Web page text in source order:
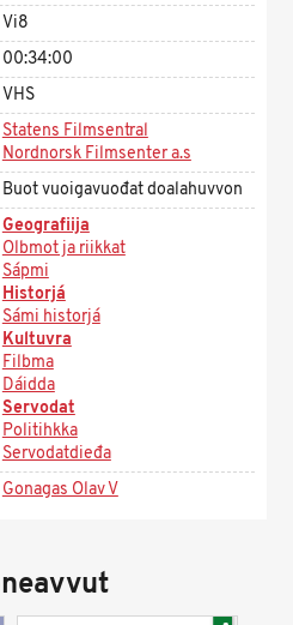
Vi8
00:34:00
VHS
Statens Filmsentral
Nordnorsk Filmsenter a.s
Buot vuoigavuođat doalahuvvon
Geografiija
Olbmot ja riikkat
Sápmi
Historjá
Sámi historjá
Kultuvra
Filbma
Dáidda
Servodat
Politihkka
Servodatdieđa
Gonagas Olav V